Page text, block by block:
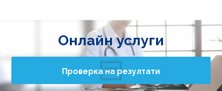
Онлайн услуги
Проверка на резултати